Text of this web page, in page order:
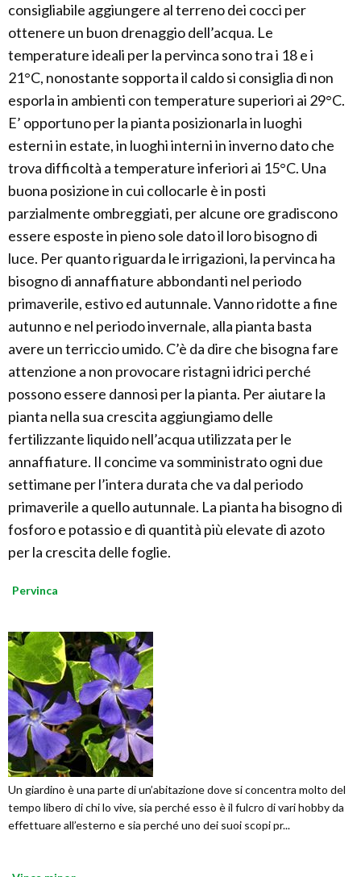
consigliabile aggiungere al terreno dei cocci per
ottenere un buon drenaggio dell’acqua. Le
temperature ideali per la pervinca sono tra i 18 e i
21°C, nonostante sopporta il caldo si consiglia di non
esporla in ambienti con temperature superiori ai 29°C.
E’ opportuno per la pianta posizionarla in luoghi
esterni in estate, in luoghi interni in inverno dato che
trova difficoltà a temperature inferiori ai 15°C. Una
buona posizione in cui collocarle è in posti
parzialmente ombreggiati, per alcune ore gradiscono
essere esposte in pieno sole dato il loro bisogno di
luce. Per quanto riguarda le irrigazioni, la pervinca ha
bisogno di annaffiature abbondanti nel periodo
primaverile, estivo ed autunnale. Vanno ridotte a fine
autunno e nel periodo invernale, alla pianta basta
avere un terriccio umido. C’è da dire che bisogna fare
attenzione a non provocare ristagni idrici perché
possono essere dannosi per la pianta. Per aiutare la
pianta nella sua crescita aggiungiamo delle
fertilizzante liquido nell’acqua utilizzata per le
annaffiature. Il concime va somministrato ogni due
settimane per l’intera durata che va dal periodo
primaverile a quello autunnale. La pianta ha bisogno di
fosforo e potassio e di quantità più elevate di azoto
per la crescita delle foglie.
Pervinca
Un giardino è una parte di un’abitazione dove si concentra molto del
tempo libero di chi lo vive, sia perché esso è il fulcro di vari hobby da
effettuare all’esterno e sia perché uno dei suoi scopi pr...